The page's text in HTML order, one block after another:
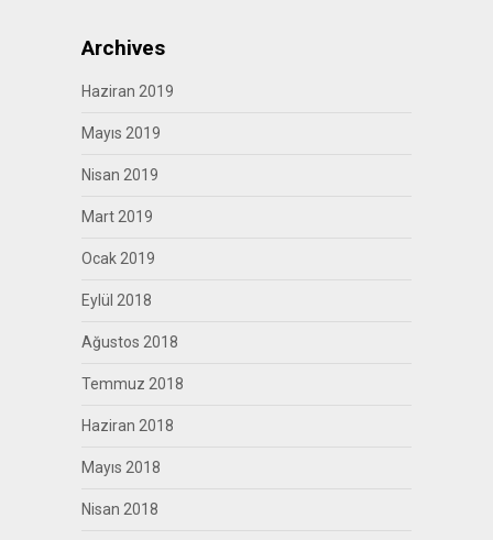
Archives
Haziran 2019
Mayıs 2019
Nisan 2019
Mart 2019
Ocak 2019
Eylül 2018
Ağustos 2018
Temmuz 2018
Haziran 2018
Mayıs 2018
Nisan 2018